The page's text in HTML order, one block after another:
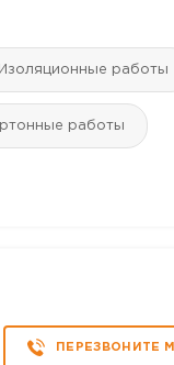
Изоляционные работы
работы
ПЕРЕЗВОНИТЕ